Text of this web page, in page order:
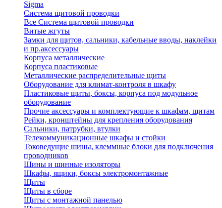
Sigma
Система щитовой проводки
Все Система щитовой проводки
Витые жгуты
Замки для щитов, сальники, кабельные вводы, наклейки
и пр.аксессуары
Корпуса металлические
Корпуса пластиковые
Металлические распределительные щиты
Оборудование для климат-контроля в шкафу
Пластиковые щиты, боксы, корпуса под модульное
оборудование
Прочие аксессуары и комплектующие к шкафам, щитам
Рейки, кронштейны для крепления оборудования
Сальники, патрубки, втулки
Телекоммуникационные шкафы и стойки
Токоведущие шины, клеммные блоки для подключения
проводников
Шины и шинные изоляторы
Шкафы, ящики, боксы электромонтажные
Щиты
Щиты в сборе
Щиты с монтажной панелью